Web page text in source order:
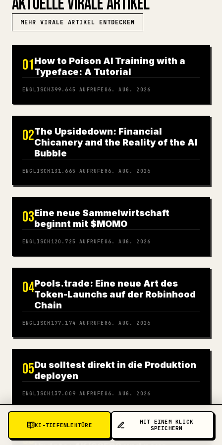
KI-TIEFENLEKTÜRE
MIT EINEM KLICK
SPEICHERN
MEHR VIRALE ARTIKEL ENTDECKEN
01How to Poison AI Training with a
Typeface: A Tutorial
ENGLISCH 399.645 AUFRUFE 06. AUG. 2026
02The Upsidedown: Financial
Chicanery and the Reality of the AI
Bubble
ENGLISCH 131.665 AUFRUFE 06. AUG. 2026
03Eine neue Sammelwirtschaft
beginnt mit $MOMO
ENGLISCH 120.725 AUFRUFE 06. AUG. 2026
04Pools.trade: Eine neue Art des
Token-Launchs auf der Robinhood
Chain
ENGLISCH 177.174 AUFRUFE 06. AUG. 2026
05Du solltest direkt in die Produktion
deployen
ENGLISCH 137.009 AUFRUFE 06. AUG. 2026
06 Ghost Recon Wildlands Last Rites